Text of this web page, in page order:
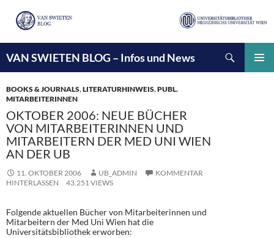
VAN SWIETEN BLOG – Infos und News
INHALT
SPRINGEN
BOOKS & JOURNALS,LITERATURHINWEIS,PUBL.
MITARBEITERINNEN
OKTOBER 2006: NEUE BÜCHER
VON MITARBEITERINNEN UND
MITARBEITERN DER MED UNI WIEN
AN DER UB
11. OKTOBER 2006 UB_ADMIN
KOMMENTAR
HINTERLASSEN
43.251 VIEWS
Folgende aktuellen Bücher von Mitarbeiterinnen und
Mitarbeitern der Med Uni Wien hat die
Universitätsbibliothek erworben: